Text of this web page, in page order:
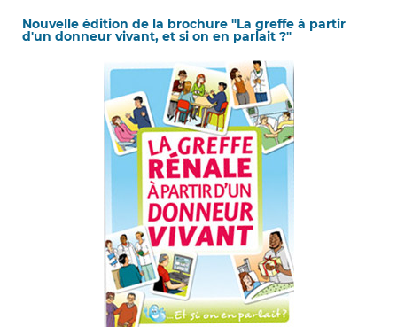
Nouvelle édition de la brochure "La greffe à partir
d'un donneur vivant, et si on en parlait ?"